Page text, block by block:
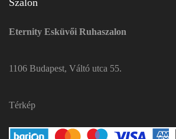
Eternity Esküvői Ruhaszalon
1106 Budapest, Váltó utca 55.
Térkép